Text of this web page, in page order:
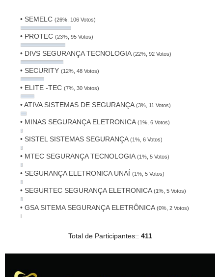
• SEMELC (26%, 106 Votos)
• PROTEC (23%, 95 Votos)
• DIVS SEGURANÇA TECNOLOGIA (22%, 92 Votos)
• SECURITY (12%, 48 Votos)
• ELITE -TEC (7%, 30 Votos)
• ATIVA SISTEMAS DE SEGURANÇA (3%, 11 Votos)
• MINAS SEGURANÇA ELETRONICA (1%, 6 Votos)
• SISTEL SISTEMAS SEGURANÇA (1%, 6 Votos)
• MTEC SEGURANÇA TECNOLOGIA (1%, 5 Votos)
• SEGURANÇA ELETRONICA UNAÍ (1%, 5 Votos)
• SEGURTEC SEGURANÇA ELETRONICA (1%, 5 Votos)
• GSA SITEMA SEGURANÇA ELETRÔNICA (0%, 2 Votos)
Total de Participantes:: 411